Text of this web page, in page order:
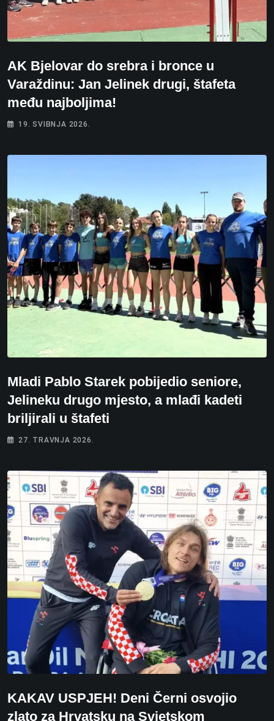
AK Bjelovar do srebra i bronce u
Varaždinu: Jan Jelinek drugi, štafeta
među najboljima!
19. SVIBNJA 2026.
Mladi Pablo Starek pobijedio seniore,
Jelineku drugo mjesto, a mlađi kadeti
briljirali u štafeti
27. TRAVNJA 2026.
KAKAV USPJEH! Deni Černi osvojio
zlato za Hrvatsku na Svjetskom